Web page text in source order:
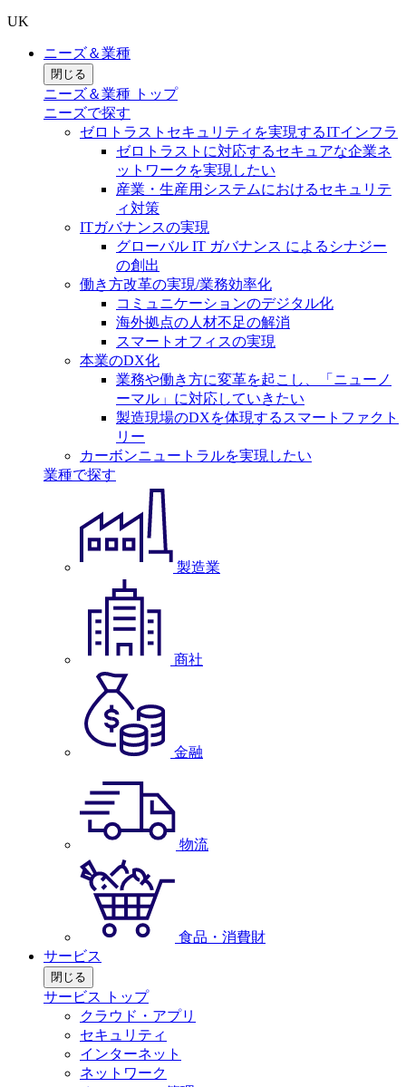
UK
ニーズ＆業種
閉じる
ニーズ＆業種 トップ
ニーズで探す
ゼロトラストセキュリティを実現するITインフラ
ゼロトラストに対応するセキュアな企業ネ
ットワークを実現したい
産業・生産用システムにおけるセキュリテ
ィ対策
ITガバナンスの実現
グローバル IT ガバナンス によるシナジー
の創出
働き方改革の実現/業務効率化
コミュニケーションのデジタル化
海外拠点の人材不足の解消
スマートオフィスの実現
本業のDX化
業務や働き方に変革を起こし、「ニューノ
ーマル」に対応していきたい
製造現場のDXを体現するスマートファクト
リー
カーボンニュートラルを実現したい
業種で探す
製造業
商社
金融
物流
食品・消費財
サービス
閉じる
サービス トップ
クラウド・アプリ
セキュリティ
インターネット
ネットワーク